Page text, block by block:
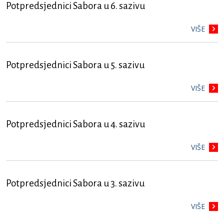
Potpredsjednici Sabora u 6. sazivu
VIŠE
Potpredsjednici Sabora u 5. sazivu
VIŠE
Potpredsjednici Sabora u 4. sazivu
VIŠE
Potpredsjednici Sabora u 3. sazivu
VIŠE